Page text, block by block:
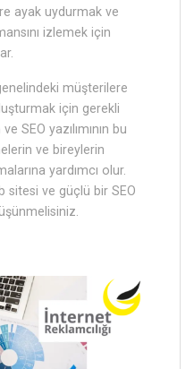
ayak uydurmak ve
izlemek için
müşterilere
için gerekli
SEO yazılımının bu
ve bireylerin
yardımcı olur.
sitesi ve güçlü bir SEO